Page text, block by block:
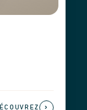
›